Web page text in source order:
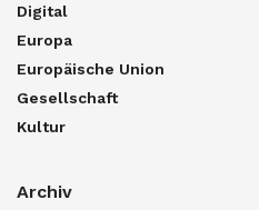
Digital
Europa
Europäische Union
Gesellschaft
Kultur
Archiv